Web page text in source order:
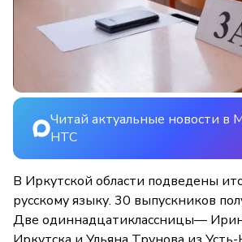
Читай актуальные новости в
НТС
В Иркутской области подведены
русскому языку. 30 выпускников
Две одиннадцатиклассницы—